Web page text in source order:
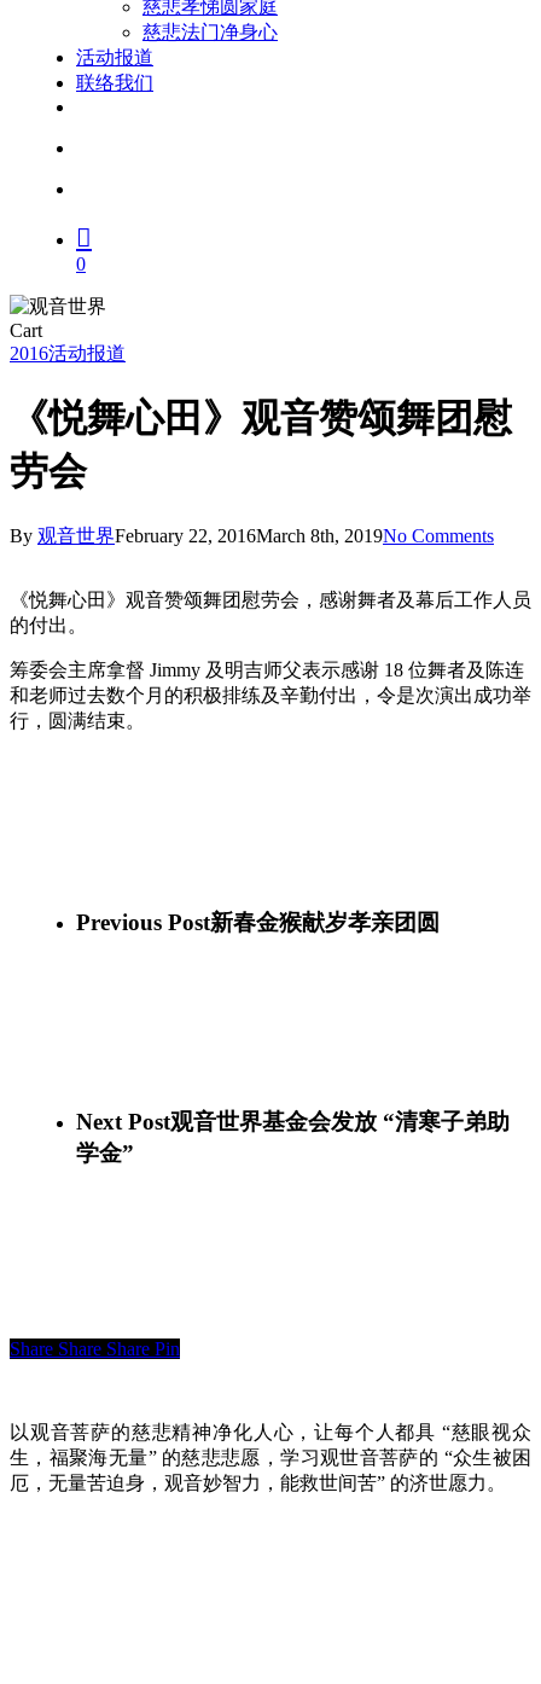
慈悲孝悌圆家庭
慈悲法门净身心
活动报道
联络我们
0
CartClose
Cart
2016活动报道
《悦舞心田》观音赞颂舞团慰
劳会
By 观音世界February 22, 2016March 8th, 2019No Comments
《悦舞心田》观音赞颂舞团慰劳会，感谢舞者及幕后工作人员
的付出。
筹委会主席拿督 Jimmy 及明吉师父表示感谢 18 位舞者及陈连
和老师过去数个月的积极排练及辛勤付出，令是次演出成功举
行，圆满结束。
Previous Post新春金猴献岁孝亲团圆
Next Post观音世界基金会发放 “清寒子弟助
学金”
Share Share Share Pin
以观音菩萨的慈悲精神净化人心，让每个人都具 “慈眼视众
生，福聚海无量” 的慈悲悲愿，学习观世音菩萨的 “众生被困
厄，无量苦迫身，观音妙智力，能救世间苦” 的济世愿力。